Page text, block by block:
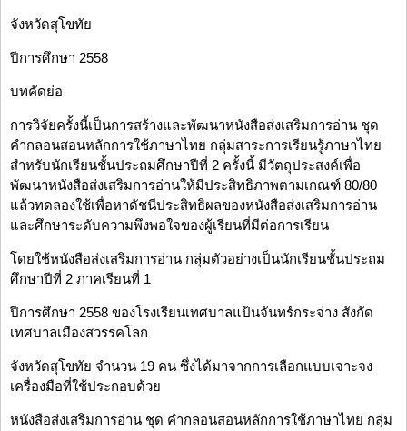
จังหวัดสุโขทัย
ปีการศึกษา 2558
บทคัดย่อ
การวิจัยครั้งนี้เป็นการสร้างและพัฒนาหนังสือส่งเสริมการอ่าน ชุด
คำกลอนสอนหลักการใช้ภาษาไทย กลุ่มสาระการเรียนรู้ภาษาไทย
สำหรับนักเรียนชั้นประถมศึกษาปีที่ 2 ครั้งนี้ มีวัตถุประสงค์เพื่อ
พัฒนาหนังสือส่งเสริมการอ่านให้มีประสิทธิภาพตามเกณฑ์ 80/80
แล้วทดลองใช้เพื่อหาดัชนีประสิทธิผลของหนังสือส่งเสริมการอ่าน
และศึกษาระดับความพึงพอใจของผู้เรียนที่มีต่อการเรียน
โดยใช้หนังสือส่งเสริมการอ่าน กลุ่มตัวอย่างเป็นนักเรียนชั้นประถม
ศึกษาปีที่ 2 ภาคเรียนที่ 1
ปีการศึกษา 2558 ของโรงเรียนเทศบาลแป้นจันทร์กระจ่าง สังกัด
เทศบาลเมืองสวรรคโลก
จังหวัดสุโขทัย จำนวน 19 คน ซึ่งได้มาจากการเลือกแบบเจาะจง
เครื่องมือที่ใช้ประกอบด้วย
หนังสือส่งเสริมการอ่าน ชุด คำกลอนสอนหลักการใช้ภาษาไทย กลุ่ม